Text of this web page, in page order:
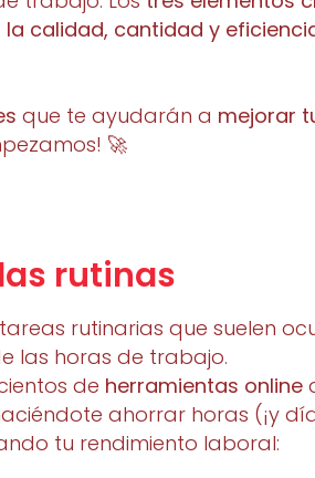
la calidad, cantidad y
que te ayudarán a mejorar
🚀
rutinas
rutinarias que suelen
las horas de trabajo.
de herramientas online
ahorrar horas (¡y
tu rendimiento laboral: